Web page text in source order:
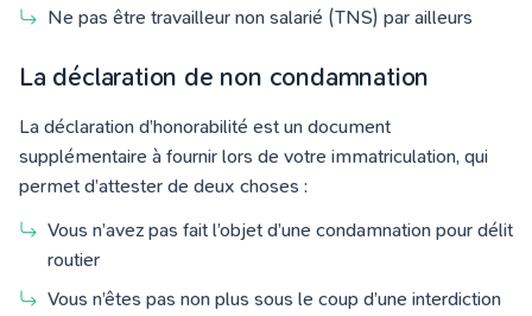
Ne pas être travailleur non salarié (TNS) par ailleurs
La déclaration de non condamnation
La déclaration d’honorabilité est un document
supplémentaire à fournir lors de votre immatriculation, qui
permet d’attester de deux choses :
Vous n’avez pas fait l’objet d’une condamnation pour délit
routier
Vous n’êtes pas non plus sous le coup d’une interdiction